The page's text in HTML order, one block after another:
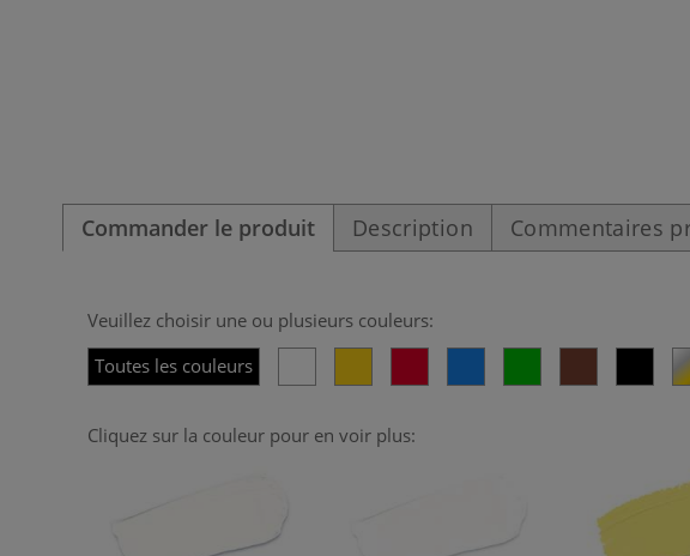
Commander le produit Description Commentaires
Veuillez choisir une ou plusieurs couleurs:
Toutes les couleurs
Cliquez sur la couleur pour en voir plus: